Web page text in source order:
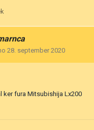
28. september 2020
ker fura Mitsubishija Lx200